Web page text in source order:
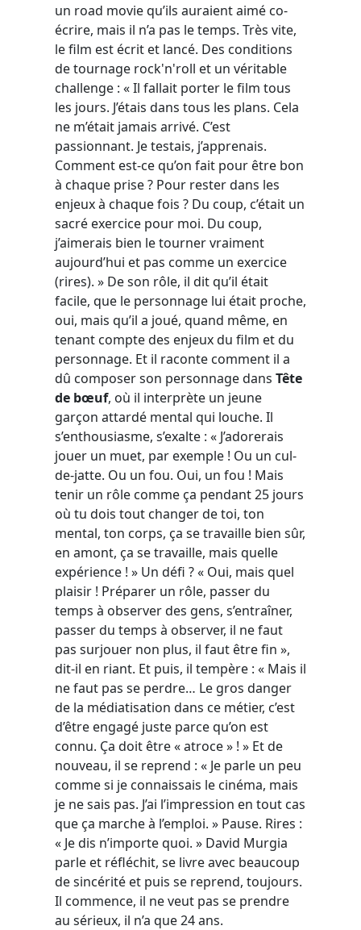
un road movie qu’ils auraient aimé co-
écrire, mais il n’a pas le temps. Très vite,
le film est écrit et lancé. Des conditions
de tournage rock'n'roll et un véritable
challenge : « Il fallait porter le film tous
les jours. J’étais dans tous les plans. Cela
ne m’était jamais arrivé. C’est
passionnant. Je testais, j’apprenais.
Comment est-ce qu’on fait pour être bon
à chaque prise ? Pour rester dans les
enjeux à chaque fois ? Du coup, c’était un
sacré exercice pour moi. Du coup,
j’aimerais bien le tourner vraiment
aujourd’hui et pas comme un exercice
(rires). » De son rôle, il dit qu’il était
facile, que le personnage lui était proche,
oui, mais qu’il a joué, quand même, en
tenant compte des enjeux du film et du
personnage. Et il raconte comment il a
dû composer son personnage dans Tête
de bœuf, où il interprète un jeune
garçon attardé mental qui louche. Il
s’enthousiasme, s’exalte : « J’adorerais
jouer un muet, par exemple ! Ou un cul-
de-jatte. Ou un fou. Oui, un fou ! Mais
tenir un rôle comme ça pendant 25 jours
où tu dois tout changer de toi, ton
mental, ton corps, ça se travaille bien sûr,
en amont, ça se travaille, mais quelle
expérience ! » Un défi ? « Oui, mais quel
plaisir ! Préparer un rôle, passer du
temps à observer des gens, s’entraîner,
passer du temps à observer, il ne faut
pas surjouer non plus, il faut être fin »,
dit-il en riant. Et puis, il tempère : « Mais il
ne faut pas se perdre… Le gros danger
de la médiatisation dans ce métier, c’est
d’être engagé juste parce qu’on est
connu. Ça doit être « atroce » ! » Et de
nouveau, il se reprend : « Je parle un peu
comme si je connaissais le cinéma, mais
je ne sais pas. J’ai l’impression en tout cas
que ça marche à l’emploi. » Pause. Rires :
« Je dis n’importe quoi. » David Murgia
parle et réfléchit, se livre avec beaucoup
de sincérité et puis se reprend, toujours.
Il commence, il ne veut pas se prendre
au sérieux, il n’a que 24 ans.